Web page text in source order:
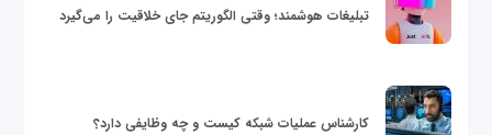
تبلیغات هوشمند؛ وقتی الگوریتم جای خلاقیت را می‌گیرد
کارشناس عملیات شبکه کیست و چه وظایفی دارد؟